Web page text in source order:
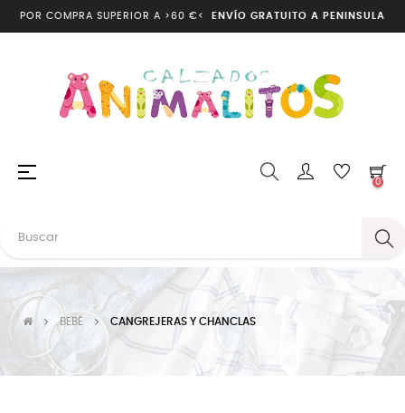
POR COMPRA SUPERIOR A >60 €< ENVÍO GRATUITO A PENINSULA
Navegación
☰
0
BEBÉ CANGREJERAS Y CHANCLAS